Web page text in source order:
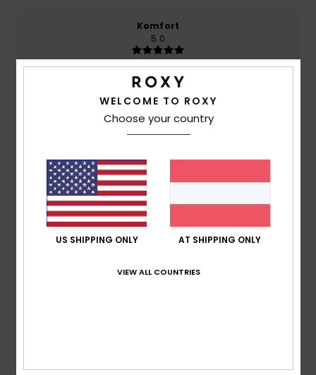
Komfort
5.0
Preis-Leistungs-Verhältnis
4.8
Zu klein Zu groß
Farbe
Das tut gut
WELCOME TO ROXY
Choose your country
US SHIPPING ONLY AT SHIPPING ONLY
VIEW ALL COUNTRIES